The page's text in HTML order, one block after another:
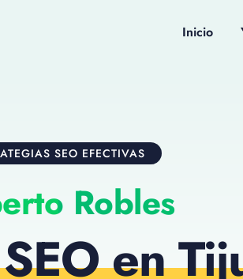
Inicio
SEO EFECTIVAS
Robles
en